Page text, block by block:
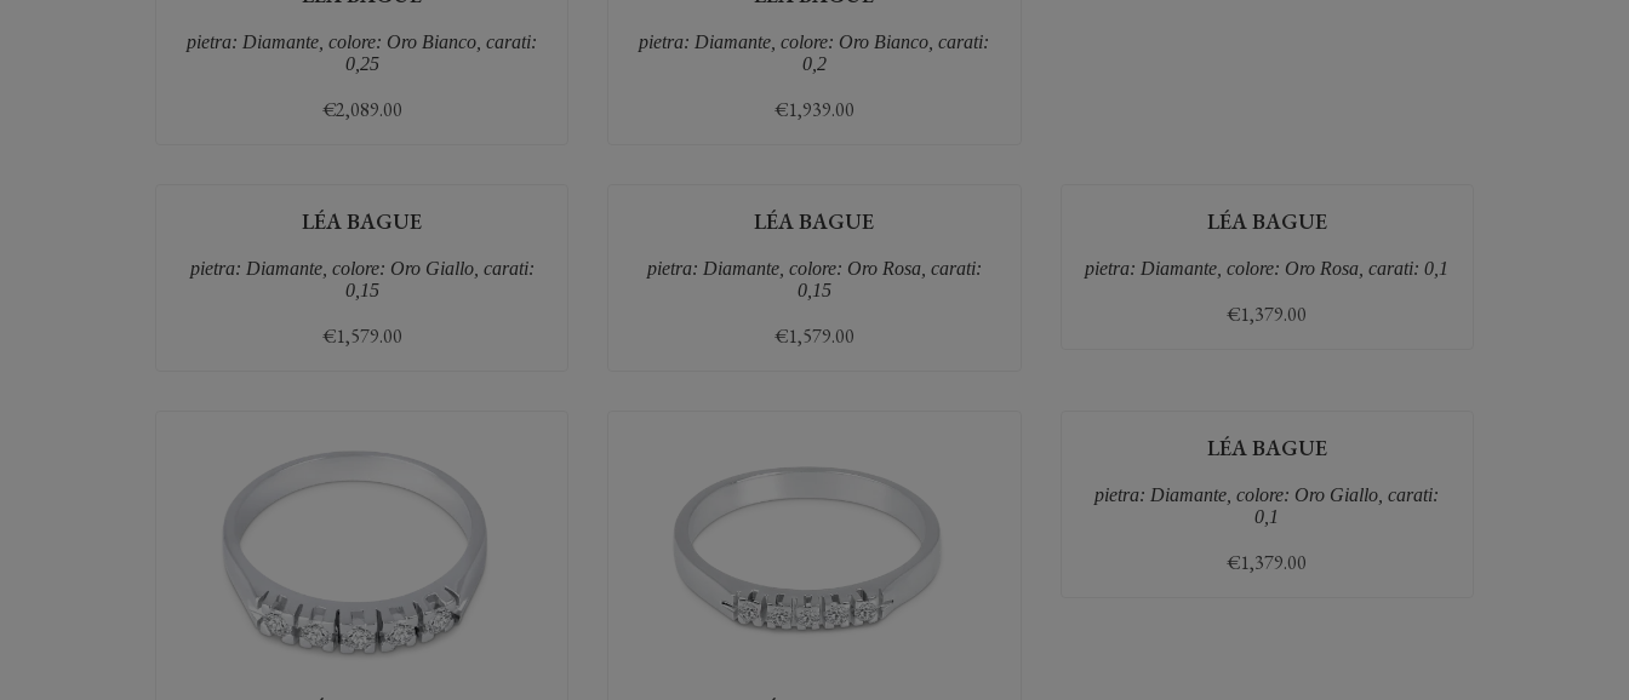
pietra: Diamante, colore: Oro Bianco, carati:
0,25
€2,089.00
pietra: Diamante, colore: Oro Bianco, carati:
0,2
€1,939.00
LÉA BAGUE
pietra: Diamante, colore: Oro Giallo, carati:
0,15
€1,579.00
LÉA BAGUE
pietra: Diamante, colore: Oro Rosa, carati:
0,15
€1,579.00
LÉA BAGUE
pietra: Diamante, colore: Oro Rosa, carati: 0,1
€1,379.00
LÉA BAGUE
pietra: Diamante, colore: Oro Giallo, carati:
0,1
€1,379.00